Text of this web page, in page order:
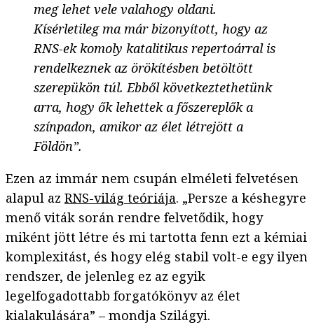
meg lehet vele valahogy oldani.
Kísérletileg ma már bizonyított, hogy az
RNS-ek komoly katalitikus repertoárral is
rendelkeznek az örökítésben betöltött
szerepükön túl. Ebből következtethetünk
arra, hogy ők lehettek a főszereplők a
színpadon, amikor az élet létrejött a
Földön”.
Ezen az immár nem csupán elméleti felvetésen
alapul az RNS-világ teóriája. „Persze a késhegyre
menő viták során rendre felvetődik, hogy
miként jött létre és mi tartotta fenn ezt a kémiai
komplexitást, és hogy elég stabil volt-e egy ilyen
rendszer, de jelenleg ez az egyik
legelfogadottabb forgatókönyv az élet
kialakulására” – mondja Szilágyi.